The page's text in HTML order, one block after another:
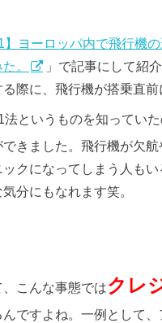
】ヨーロッパ内で飛行機
。
」で記事にして紹
る際に、飛行機が搭乗直
法というものを知ってい
できました。飛行機が欠
クになってしまう人も
分にもなれます笑。
こんな事態ではクレ
んですよね。一例として